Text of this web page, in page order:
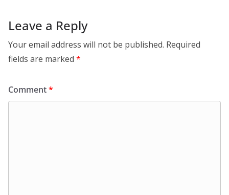
Leave a Reply
Your email address will not be published. Required
fields are marked *
Comment*